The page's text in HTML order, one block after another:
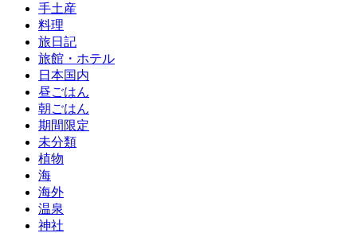
手土産
料理
旅日記
旅館・ホテル
日本国内
昼ごはん
朝ごはん
期間限定
未分類
植物
海
海外
温泉
神社